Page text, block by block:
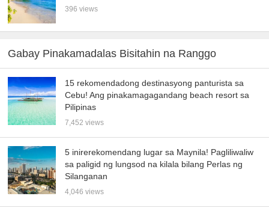
396 views
Gabay Pinakamadalas Bisitahin na Ranggo
15 rekomendadong destinasyong panturista sa
Cebu! Ang pinakamagagandang beach resort sa
Pilipinas
7,452 views
5 inirerekomendang lugar sa Maynila! Pagliliwaliw
sa paligid ng lungsod na kilala bilang Perlas ng
Silanganan
4,046 views